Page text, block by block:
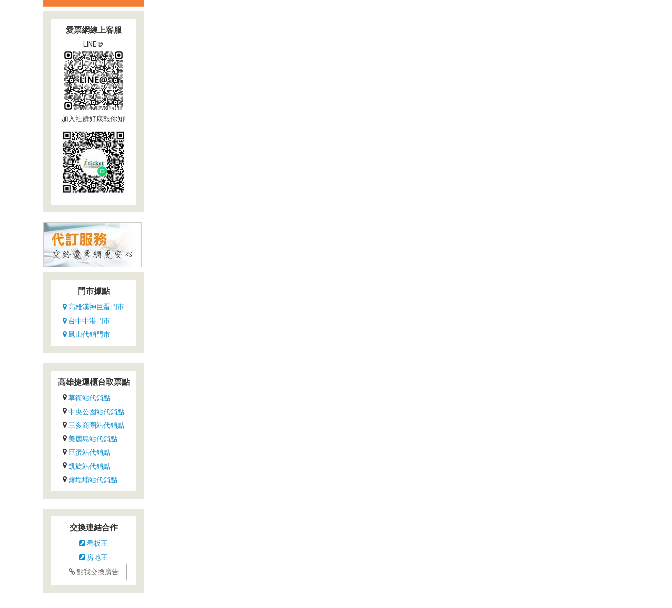
愛票網線上客服
LINE＠
加入社群好康報你知!
門市據點
高雄漢神巨蛋門市
台中中港門市
鳳山代銷門市
高雄捷運櫃台取票點
草衙站代銷點
中央公園站代銷點
三多商圈站代銷點
美麗島站代銷點
巨蛋站代銷點
凱旋站代銷點
鹽埕埔站代銷點
交換連結合作
看板王
房地王
點我交換廣告